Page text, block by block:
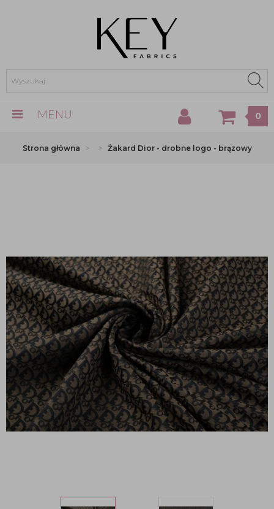
MENU 0
Strona główna Żakard Dior - drobne logo - brązowy